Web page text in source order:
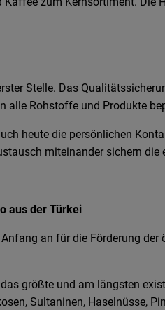
Stelle. Das
alle Rohstoffe und Produkte
heute die persönlichen
miteinander sichern
aus der Türkei
an für die Förderung
größte und am längsten
Sultaninen, Haselnüsse,